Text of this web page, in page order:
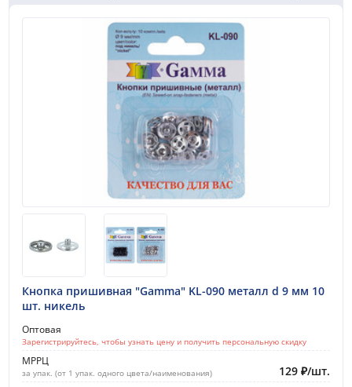
Кнопка пришивная "Gamma" KL-090 металл d 9 мм 10
шт. никель
Оптовая
Зарегистрируйтесь, чтобы узнать цену и получить персональную скидку
МРРЦ
за упак. (от 1 упак. одного цвета/наименования) 129 ₽/шт.